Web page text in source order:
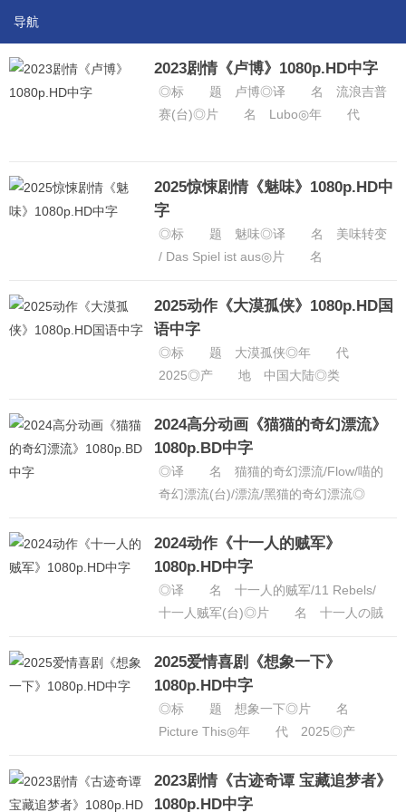
导航
2023剧情《卢博》1080p.HD中字
◎标 题 卢博◎译 名 流浪吉普
赛(台)◎片 名 Lubo◎年 代
2025惊悚剧情《魅味》1080p.HD中
字
◎标 题 魅味◎译 名 美味转变
/ Das Spiel ist aus◎片 名
地 德......
[详细]
2025动作《大漠孤侠》1080p.HD国
语中字
◎标 题 大漠孤侠◎年 代
2025◎产 地 中国大陆◎类
普通话◎上映日期 2025-...... [详细]
2024高分动画《猫猫的奇幻漂流》
1080p.BD中字
◎译 名 猫猫的奇幻漂流/Flow/喵的
奇幻漂流(台)/漂流/黑猫的奇幻漂流◎
产 地 拉脱...... [详细]
2024动作《十一人的贼军》
1080p.HD中字
◎译 名 十一人的贼军/11 Rebels/
十一人贼军(台)◎片 名 十一人の賊
◎类 别 动作...... [详细]
2025爱情喜剧《想象一下》
1080p.HD中字
◎标 题 想象一下◎片 名
Picture This◎年 代 2025◎产
语 言 英语◎上映...... [详细]
2023剧情《古迹奇谭 宝藏追梦者》
1080p.HD中字